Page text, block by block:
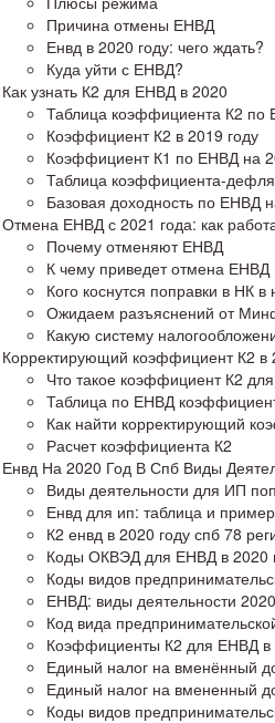
Причина отмены ЕНВД
Енвд в 2020 году: чего ждать?
Куда уйти с ЕНВД?
Как узнать К2 для ЕНВД в 2020
Таблица коэффициента К2 по
Коэффициент К2 в 2019 году
Коэффициент К1 по ЕНВД на
Таблица коэффициента-
Базовая доходность по ЕНВД
Отмена ЕНВД с 2021 года: как
Почему отменяют ЕНВД
К чему приведет отмена ЕНВД
Кого коснутся поправки в НК в
Ожидаем разъяснений от
Какую систему
Корректирующий коэффициент К2 в
Что такое коэффициент К2
Таблица по ЕНВД
Как найти корректирующий
Расчет коэффициента К2
Енвд На 2020 Год В Спб Виды
Виды деятельности для ИП
Енвд для ип: таблица и
К2 енвд в 2020 году спб 78
Коды ОКВЭД для ЕНВД в 2020
Коды видов
ЕНВД: виды деятельности 2020
Код вида
Коэффициенты К2 для ЕНВД в
Единый налог на вменённый
Единый налог на вмененный
Коды видов